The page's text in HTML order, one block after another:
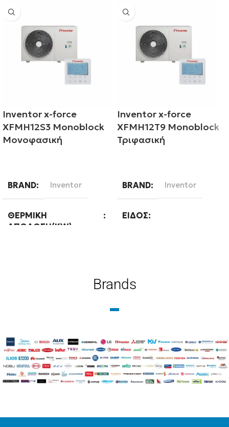
Inventor x-force
XFMH12S3 Monoblock
Μονοφασική
BRAND Inventor
ΘΕΡΜΙΚΉ
ΑΠΌΔΟΣΗ(KW)
ΤΕΧΝΟΛΟΓΊΑ
Ψύξη-Θέρμανση με
δυνατότητα ΖΝΧ
Inventor x-force
XFMH12T9 Monoblock
Τριφασική
BRAND Inventor
ΕΊΔΟΣ
ΑΠΌΔΟΣΗ(KW)
ΤΕΧΝΟΛΟΓΊΑ
Ψύξη-Θέρμανση με
δυνατότητα ΖΝΧ
Brands